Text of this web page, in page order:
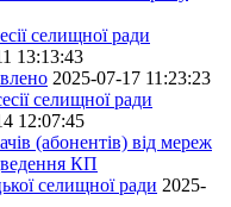
селищної ради
13:13:43
2025-07-17 11:23:23
селищної ради
12:07:45
(абонентів) від мереж
КП
селищної ради 2025-